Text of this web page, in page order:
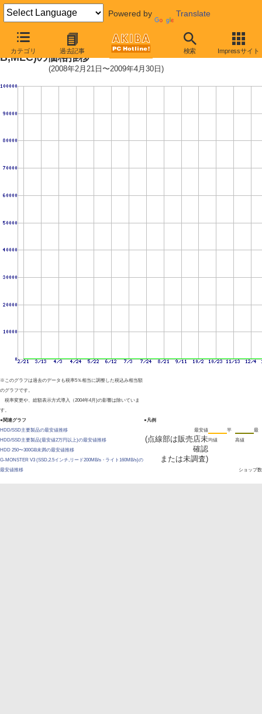
Powered by Translate
カテゴリ 過去記事 検索 Impressサイト
PF25S256GSSDV3 (256GB,64M
B,MLC)の価格推移
(2008年2月21日〜2009年4月30日)
※このグラフは過去のデータも税率5％相当に調整した税込み相当額
のグラフです。
税率変更や、総額表示方式導入（2004年4月)の影響は除いていま
す。
●関連グラフ
HDD/SSD主要製品の最安値推移
HDD/SSD主要製品(最安値2万円以上)の最安値推移
HDD 250〜300GB未満の最安値推移
G-MONSTER V3 (SSD,2.5インチ,リード200MB/s・ライト160MB/s)の
最安値推移
●凡例
最安値
(点線部は販売店未
確認
または未調査)
平
均値
最
高値
ショップ数